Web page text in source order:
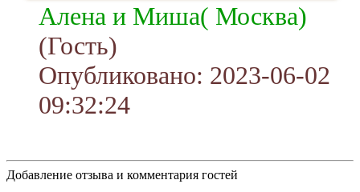
Алена и Миша( Москва)
(Гость)
Опубликовано: 2023-06-02
09:32:24
Добавление отзыва и комментария гостей